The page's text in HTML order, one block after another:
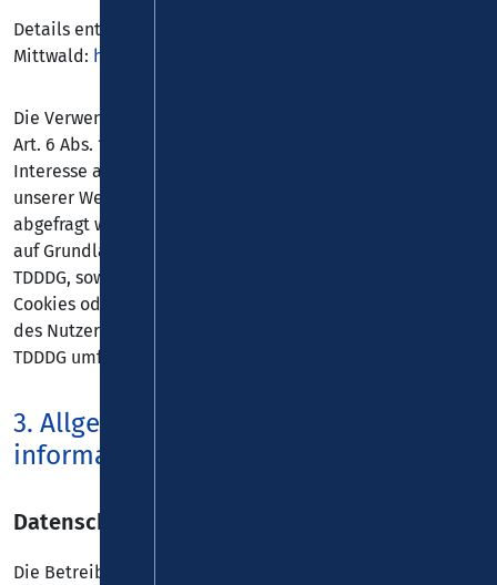
Details entnehmen Sie der Datenschutzerklärung von
Mittwald: https://www.mittwald.de/datenschutz
Die Verwendung von Mittwald erfolgt auf Grundlage von
Art. 6 Abs. 1 lit. f DSGVO. Wir haben ein berechtigtes
Interesse an einer möglichst zuverlässigen Darstellung
unserer Website. Sofern eine entsprechende Einwilligung
abgefragt wurde, erfolgt die Verarbeitung ausschließlich
auf Grundlage von Art. 6 Abs. 1 lit. a DSGVO und § 25 Abs. 1
TDDDG, soweit die Einwilligung die Speicherung von
Cookies oder den Zugriff auf Informationen im Endgerät
des Nutzers (z. B. Device-Fingerprinting) im Sinne des
TDDDG umfasst. Die Einwilligung ist jederzeit widerrufbar.
3. Allgemeine Hinweise und Pflicht­
informationen
Datenschutz
Die Betreiber dieser Seiten nehmen den Schutz Ihrer